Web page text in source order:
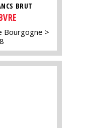
BRUT
Bourgogne